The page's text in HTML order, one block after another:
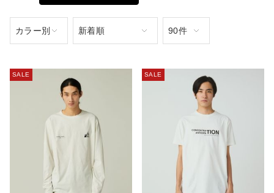
SALE SALE